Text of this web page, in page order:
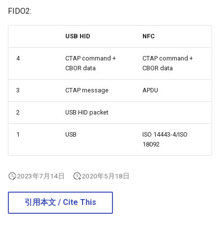
FIDO2:
USB HID NFC
4
CTAP command +
CBOR data
CTAP command +
CBOR data
3 CTAP message APDU
2 USB HID packet
1 USB
ISO 14443-4/ISO
18092
2023年7月14日 2020年5月18日
引用本文 / Cite This